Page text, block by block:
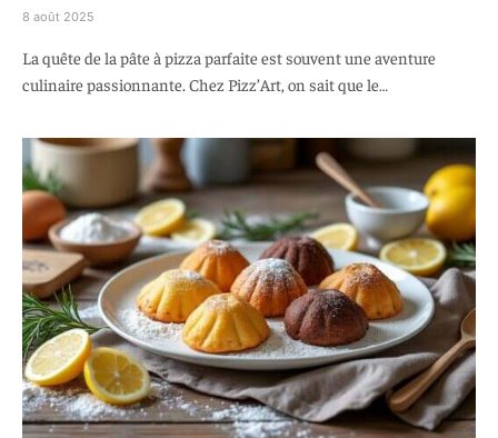
8 août 2025
La quête de la pâte à pizza parfaite est souvent une aventure
culinaire passionnante. Chez Pizz’Art, on sait que le…